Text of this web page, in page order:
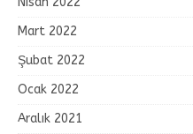
Mart 2022
Şubat 2022
Ocak 2022
Aralık 2021